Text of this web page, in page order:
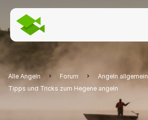
Alle Angeln Forum
Angeln allgemein
Tipps und Tricks zum Hegene angeln